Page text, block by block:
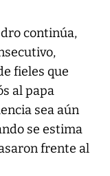
continúa,
fieles que
al papa
sea aún
se estima
frente al